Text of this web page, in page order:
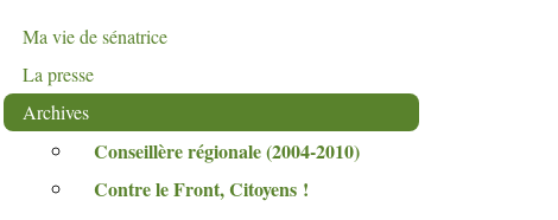
Ma vie de sénatrice
La presse
Archives
Conseillère régionale (2004-2010)
Contre le Front, Citoyens !